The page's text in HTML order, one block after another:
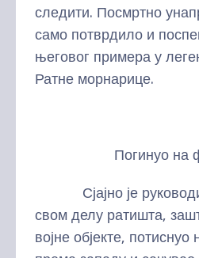
следити. Посмртно
само потврдило и
његовог примера у
Ратне морнарице.
Погинуо на
Сјајно је
свом делу ратишта,
војне објекте, потиснуо